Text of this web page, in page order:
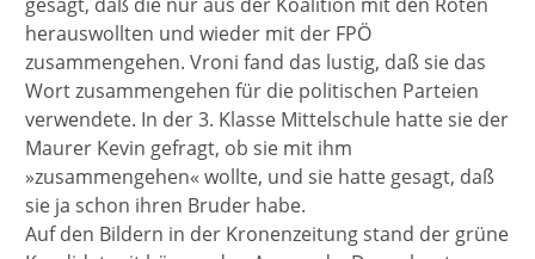
herauswollten und wieder mit der FPÖ
zusammengehen. Vroni fand das lustig, daß sie das
Wort zusammengehen für die politischen Parteien
verwendete. In der 3. Klasse Mittelschule hatte sie der
Maurer Kevin gefragt, ob sie mit ihm
»zusammengehen« wollte, und sie hatte gesagt, daß
sie ja schon ihren Bruder habe.
Auf den Bildern in der Kronenzeitung stand der grüne